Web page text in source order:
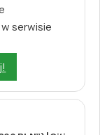
serwisie